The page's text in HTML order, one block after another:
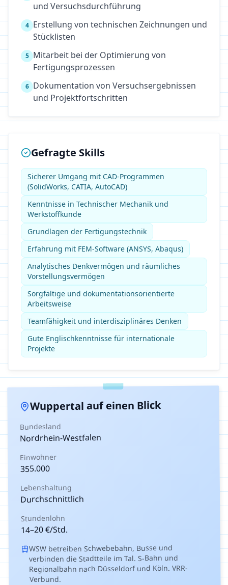
und Versuchsdurchführung
4 Erstellung von technischen Zeichnungen und
Stücklisten
5 Mitarbeit bei der Optimierung von
Fertigungsprozessen
6 Dokumentation von Versuchsergebnissen
und Projektfortschritten
Gefragte Skills
Sicherer Umgang mit CAD-Programmen
(SolidWorks, CATIA, AutoCAD)
Kenntnisse in Technischer Mechanik und
Werkstoffkunde
Grundlagen der Fertigungstechnik
Erfahrung mit FEM-Software (ANSYS, Abaqus)
Analytisches Denkvermögen und räumliches
Vorstellungsvermögen
Sorgfältige und dokumentationsorientierte
Arbeitsweise
Teamfähigkeit und interdisziplinäres Denken
Gute Englischkenntnisse für internationale
Projekte
Wuppertal auf einen Blick
Bundesland
Nordrhein-Westfalen
Einwohner
355.000
Lebenshaltung
Durchschnittlich
Stundenlohn
14–20€/Std.
WSW betreiben Schwebebahn, Busse und
verbinden die Stadtteile im Tal. S-Bahn und
Regionalbahn nach Düsseldorf und Köln. VRR-
Verbund.